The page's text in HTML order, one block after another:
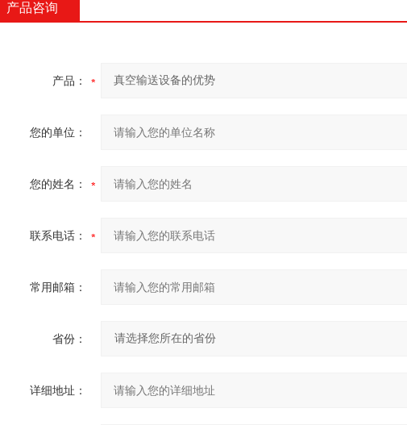
产品咨询
产品：
您的单位：
您的姓名：
联系电话：
常用邮箱：
省份：
详细地址：